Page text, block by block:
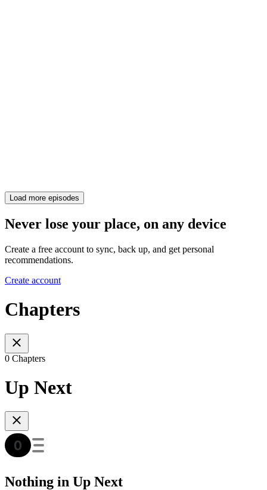
Load more episodes
Never lose your place, on any device
Create a free account to sync, back up, and get personal
recommendations.
Create account
Chapters
0 Chapters
Up Next
Nothing in Up Next